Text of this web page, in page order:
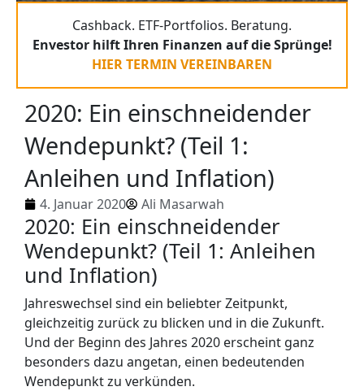
Cashback. ETF-Portfolios. Beratung.
Envestor hilft Ihren Finanzen auf die Sprünge!
HIER TERMIN VEREINBAREN
2020: Ein einschneidender
Wendepunkt? (Teil 1:
Anleihen und Inflation)
4. Januar 2020 Ali Masarwah
2020: Ein einschneidender
Wendepunkt? (Teil 1: Anleihen
und Inflation)
Jahreswechsel sind ein beliebter Zeitpunkt,
gleichzeitig zurück zu blicken und in die Zukunft.
Und der Beginn des Jahres 2020 erscheint ganz
besonders dazu angetan, einen bedeutenden
Wendepunkt zu verkünden.